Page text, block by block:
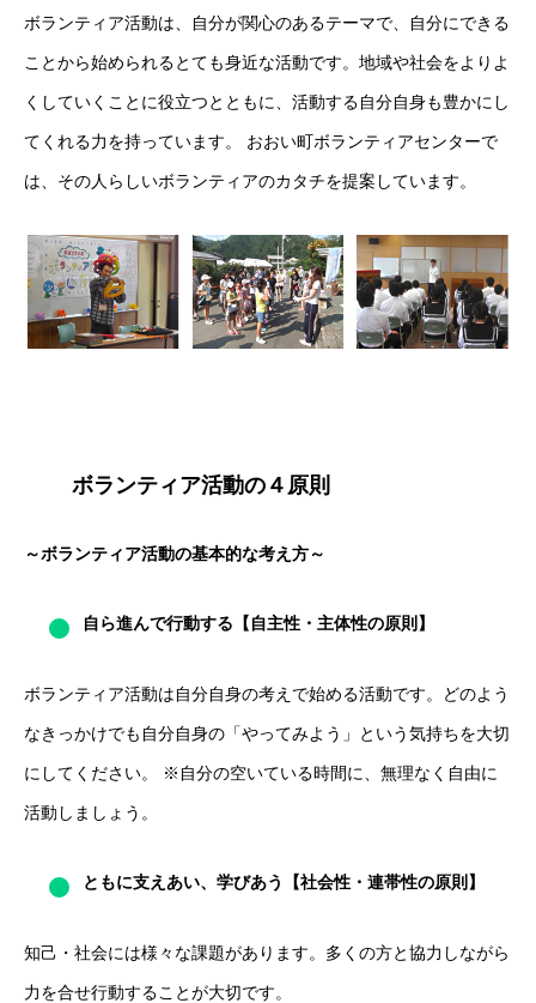
ボランティア活動は、自分が関心のあるテーマで、自分にできる
ことから始められるとても身近な活動です。地域や社会をよりよ
くしていくことに役立つとともに、活動する自分自身も豊かにし
てくれる力を持っています。 おおい町ボランティアセンターで
は、その人らしいボランティアのカタチを提案しています。
ボランティア活動の４原則
～ボランティア活動の基本的な考え方～
自ら進んで行動する【自主性・主体性の原則】
ボランティア活動は自分自身の考えで始める活動です。どのよう
なきっかけでも自分自身の「やってみよう」という気持ちを大切
にしてください。 ※自分の空いている時間に、無理なく自由に
活動しましょう。
ともに支えあい、学びあう【社会性・連帯性の原則】
知己・社会には様々な課題があります。多くの方と協力しながら
力を合せ行動することが大切です。